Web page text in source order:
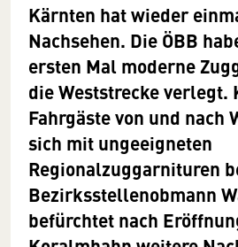
Kärnten hat wieder
Nachsehen. Die ÖBB
ersten Mal moderne
die Weststrecke verlegt.
Fahrgäste von und nach
sich mit ungeeigneten
Regionalzuggarnituren
Bezirksstellenobmann
befürchtet nach